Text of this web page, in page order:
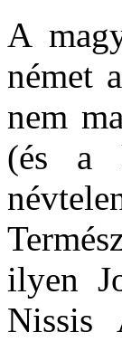
A
német
nem
(és a
ilyen
Nissis